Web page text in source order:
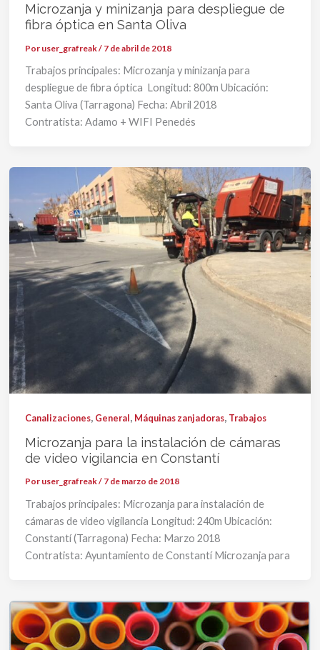
Microzanja y minizanja para despliegue de
fibra óptica en Santa Oliva
Por user_grafreak/ 7 de abril de 2018
Trabajos principales: Microzanja y minizanja para
despliegue de fibra óptica Longitud: 800m Ubicación:
Santa Oliva (Tarragona) Fecha: Abril 2018
Contratista: Adamo + WIFI Penedés
Canalizaciones, General, Máquinas zanjadoras, Trabajos
Microzanja para la instalación de cámaras
de video vigilancia en Constantí
Por user_grafreak/ 7 de marzo de 2018
Trabajos principales: Microzanja para instalación de
cámaras de video vigilancia Longitud: 240m Ubicación:
Constantí (Tarragona) Fecha: Marzo 2018
Contratista: Ayuntamiento de Constantí Microzanja para